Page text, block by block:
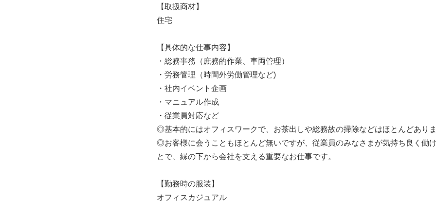
【取扱商材】
住宅
【具体的な仕事内容】
・総務事務（庶務的作業、車両管理）
・労務管理（時間外労働管理など)
・社内イベント企画
・マニュアル作成
・従業員対応など
◎基本的にはオフィスワークで、お茶出しや総務故の掃除などはほとんどありま
◎お客様に会うこともほとんど無いですが、従業員のみなさまが気持ち良く働
とで、縁の下から会社を支える重要なお仕事です。
【勤務時の服装】
オフィスカジュアル